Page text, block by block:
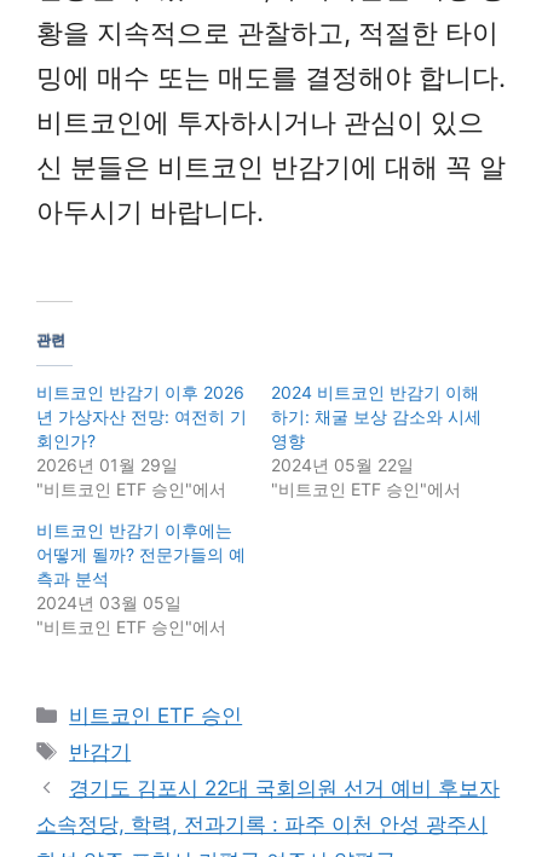
황을 지속적으로 관찰하고, 적절한 타이
밍에 매수 또는 매도를 결정해야 합니다.
비트코인에 투자하시거나 관심이 있으
신 분들은 비트코인 반감기에 대해 꼭 알
아두시기 바랍니다.
관련
비트코인 반감기 이후 2026
년 가상자산 전망: 여전히 기
회인가?
2026년 01월 29일
"비트코인 ETF 승인"에서
2024 비트코인 반감기 이해
하기: 채굴 보상 감소와 시세
영향
2024년 05월 22일
"비트코인 ETF 승인"에서
비트코인 반감기 이후에는
어떻게 될까? 전문가들의 예
측과 분석
2024년 03월 05일
"비트코인 ETF 승인"에서
Categories
비트코인 ETF 승인
Tags
반감기
경기도 김포시 22대 국회의원 선거 예비 후보자
소속정당, 학력, 전과기록 : 파주 이천 안성 광주시